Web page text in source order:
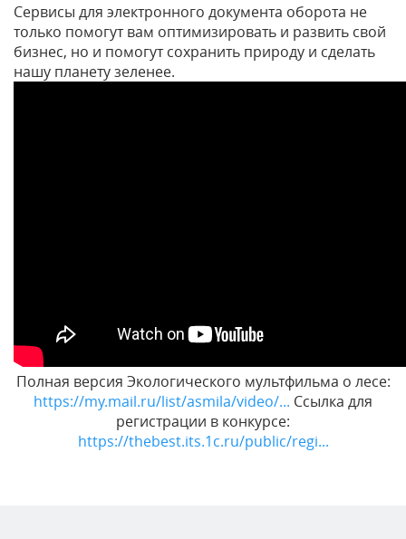
Сервисы для электронного документа оборота не
только помогут вам оптимизировать и развить свой
бизнес, но и помогут сохранить природу и сделать
нашу планету зеленее.
Полная версия Экологического мультфильма о лесе:
https://my.mail.ru/list/asmila/video/... Ссылка для
регистрации в конкурсе:
https://thebest.its.1c.ru/public/regi...